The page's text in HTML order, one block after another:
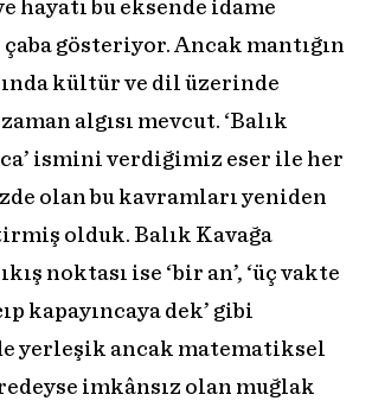
hayatı bu eksende idame
gösteriyor. Ancak mantığın
kültür ve dil üzerinde
algısı mevcut. ‘Balık
ismini verdiğimiz eser ile her
olan bu kavramları yeniden
olduk. Balık Kavağa
noktası ise ‘bir an’, ‘üç vakte
kapayıncaya dek’ gibi
yerleşik ancak matematiksel
imkânsız olan muğlak